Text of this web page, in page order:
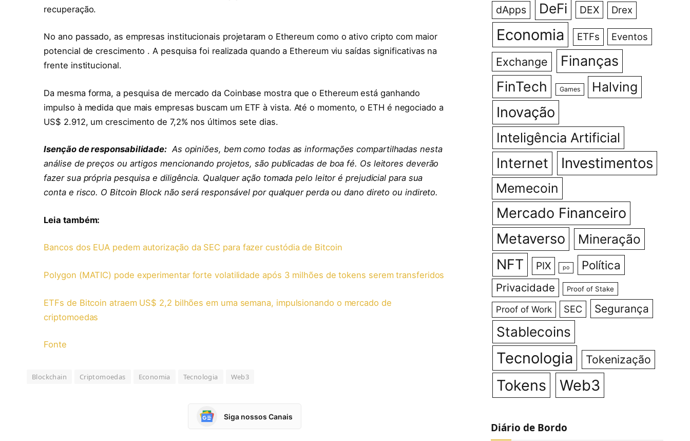
recuperação.
No ano passado, as empresas institucionais projetaram o Ethereum como o ativo cripto com maior
potencial de crescimento . A pesquisa foi realizada quando a Ethereum viu saídas significativas na
frente institucional.
Da mesma forma, a pesquisa de mercado da Coinbase mostra que o Ethereum está ganhando
impulso à medida que mais empresas buscam um ETF à vista. Até o momento, o ETH é negociado a
US$ 2.912, um crescimento de 7,2% nos últimos sete dias.
Isenção de responsabilidade: As opiniões, bem como todas as informações compartilhadas nesta
análise de preços ou artigos mencionando projetos, são publicadas de boa fé. Os leitores deverão
fazer sua própria pesquisa e diligência. Qualquer ação tomada pelo leitor é prejudicial para sua
conta e risco. O Bitcoin Block não será responsável por qualquer perda ou dano direto ou indireto.
Leia também:
Bancos dos EUA pedem autorização da SEC para fazer custódia de Bitcoin
Polygon (MATIC) pode experimentar forte volatilidade após 3 milhões de tokens serem transferidos
ETFs de Bitcoin atraem US$ 2,2 bilhões em uma semana, impulsionando o mercado de
criptomoedas
Fonte
Blockchain Criptomoedas Economia Tecnologia Web3
Siga nossos Canais
dApps DeFi DEX Drex
Economia ETFs Eventos
Exchange Finanças
FinTech Games Halving
Inovação
Inteligência Artificial
Internet Investimentos
Memecoin
Mercado Financeiro
Metaverso
Mineração
NFT PIX po Política
Privacidade Proof of Stake
Proof of Work SEC Segurança
Stablecoins
Tecnologia Tokenização
Tokens Web3
Diário de Bordo